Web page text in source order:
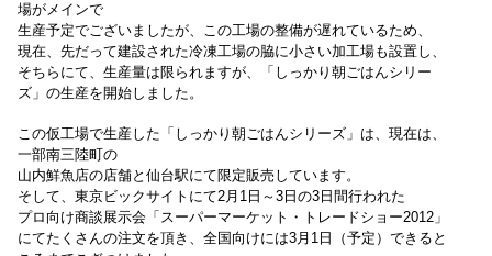
場がメインで
生産予定でございましたが、 この工場の整備が遅れているため、
現在、先だって建設された冷凍工場の脇に小さい加工場も設置し、
そちらにて、 生産量は限られますが、「しっかり朝ごはんシリー
ズ」の生産を開始しました。
この仮工場で生産した「しっかり朝ごはんシリーズ」は、 現在は、
一部南三陸町の
山内鮮魚店の店舗と仙台駅にて限定販売しています。
そして、東京ビックサイトにて2月1日～3日の3日間行われた
プロ向け商談展示会「スーパーマーケット・トレードショー2012」
にてたくさんの注文を頂き、全国向けには3月1日（予定）できる と